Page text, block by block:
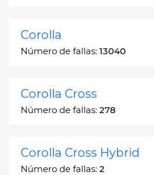
Corolla
Número de fallas: 13040
Corolla Cross
Número de fallas: 278
Corolla Cross Hybrid
Número de fallas: 2